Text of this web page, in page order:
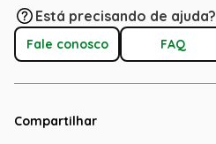
Está precisando de ajuda?
Fale conosco FAQ
Compartilhar